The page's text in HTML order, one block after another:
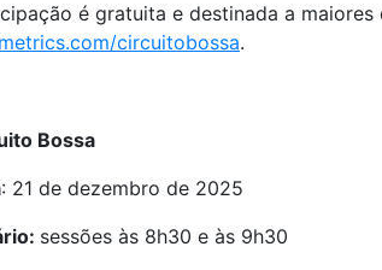
é gratuita e destinada a
circuitobossa.
Bossa
: 21 de dezembro de 2025
sessões às 8h30 e às 9h30